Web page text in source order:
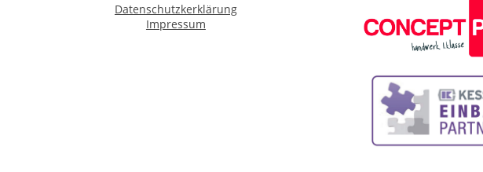
Datenschutzkerklärung
Impressum